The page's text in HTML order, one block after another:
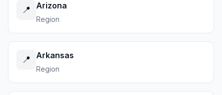
📍 Arizona
Region
📍 Arkansas
Region